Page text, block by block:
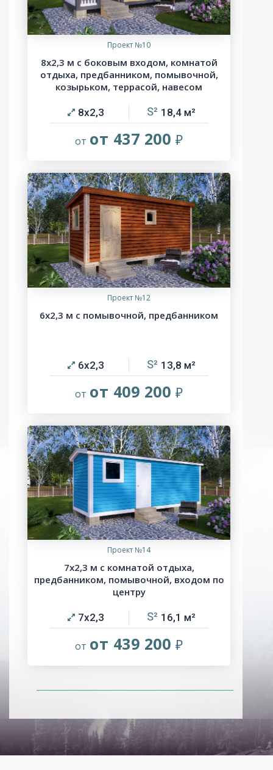
Проект №10
8х2,3 м с боковым входом, комнатой
отдыха, предбанником, помывочной,
козырьком, террасой, навесом
8х2,3 18,4
от 437 200
Проект №12
6х2,3 м с помывочной, предбанником
6х2,3 13,8
от 409 200
Проект №14
7х2,3 м с комнатой отдыха,
предбанником, помывочной, входом по
центру
7х2,3 16,1
от 439 200